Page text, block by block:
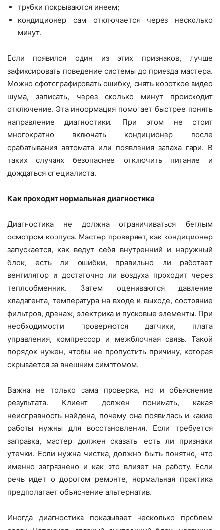
трубки покрываются инеем;
кондиционер сам отключается через несколько
минут.
Если появился один из этих признаков, лучше
зафиксировать поведение системы до приезда мастера.
Можно сфотографировать ошибку, снять короткое видео
шума, записать, через сколько минут происходит
отключение. Эта информация помогает быстрее понять
направление диагностики. При этом не стоит
многократно включать кондиционер после
срабатывания автомата или появления запаха гари. В
таких случаях безопаснее отключить питание и
дождаться специалиста.
Как проходит нормальная диагностика
Диагностика не должна ограничиваться беглым
осмотром корпуса. Мастер проверяет, как кондиционер
запускается, как ведут себя внутренний и наружный
блок, есть ли ошибки, правильно ли работает
вентилятор и достаточно ли воздуха проходит через
теплообменник. Затем оцениваются давление
хладагента, температура на входе и выходе, состояние
фильтров, дренаж, электрика и пусковые элементы. При
необходимости проверяются датчики, плата
управления, компрессор и межблочная связь. Такой
порядок нужен, чтобы не пропустить причину, которая
скрывается за внешним симптомом.
Важна не только сама проверка, но и объяснение
результата. Клиент должен понимать, какая
неисправность найдена, почему она появилась и какие
работы нужны для восстановления. Если требуется
заправка, мастер должен сказать, есть ли признаки
утечки. Если нужна чистка, должно быть понятно, что
именно загрязнено и как это влияет на работу. Если
речь идёт о дорогом ремонте, нормальная практика
предполагает объяснение альтернатив.
Иногда диагностика показывает несколько проблем